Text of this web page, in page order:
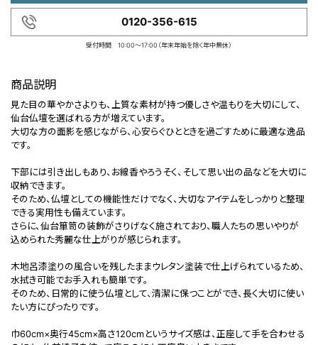
0120-356-615
受付時間 10:00～17:00（年末年始を除く年中無休）
商品説明
見た目の華やかさよりも、上質な素材が持つ優しさや温もりを大切にして、
仙台仏壇を選ばれる方が増えています。
大切な方の面影を感じながら、心安らぐひとときを過ごすために最適な逸品
です。
下部には引き出しもあり、お線香やろうそく、そして思い出の品などを大切に
収納できます。
そのため、仏壇としての機能性だけでなく、大切なアイテムをしっかりと整理
できる実用性も備えています。
さらに、仙台箪笥の装飾がさりげなく施されており、職人たちの思いやりが
込められた秀麗な仕上がりが感じられます。
木地呂漆塗りの風合いを残したままウレタン塗装で仕上げられているため、
水拭き可能でお手入れも簡単です。
そのため、日常的に使う仏壇として、清潔に保つことができ、長く大切に使い
たい方にぴったりです。
巾60cm×奥行45cm×高さ120cmというサイズ感は、正座して手を合わせる